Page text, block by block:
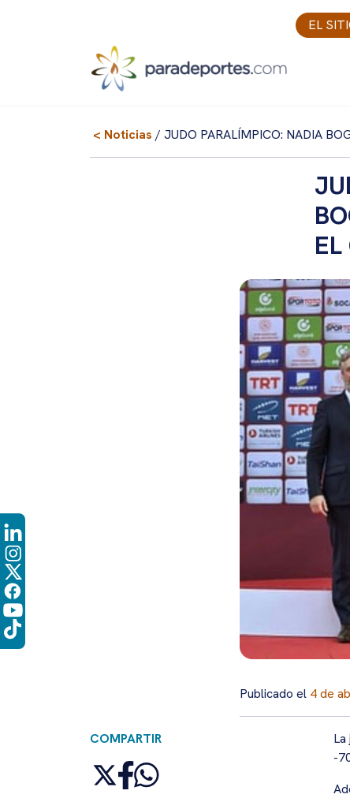
EL
< Noticias / JUDO PARALÍMPICO: NADIA
Publicado el 4 de
COMPARTIR
-